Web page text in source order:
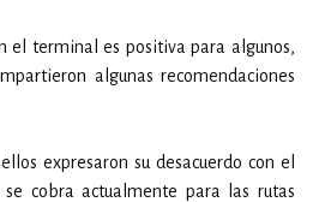
el terminal es positiva para algunos,
algunas recomendaciones
expresaron su desacuerdo con el
cobra actualmente para las rutas